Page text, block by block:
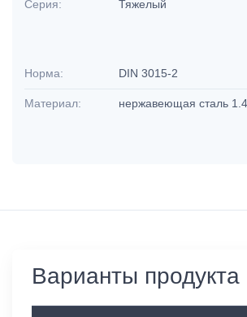
Серия: Тяжелый
Норма: DIN 3015-2
Материал: нержавеющая сталь
Варианты продукта